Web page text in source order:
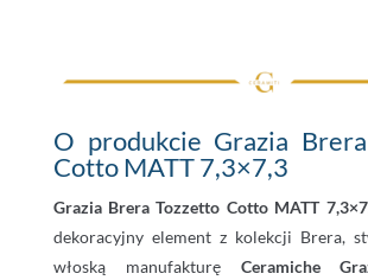
O produkcie Grazia
Cotto MATT 7,3×7,3
Grazia Brera Tozzetto Cotto MATT
dekoracyjny element z kolekcji Brera,
włoską manufakturę Ceramiche